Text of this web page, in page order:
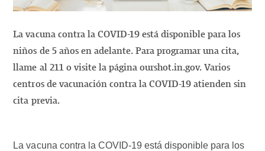
La vacuna contra la COVID-19 está disponible para los
niños de 5 años en adelante. Para programar una cita,
llame al 211 o visite la página ourshot.in.gov. Varios
centros de vacunación contra la COVID-19 atienden sin
cita previa.
La vacuna contra la COVID-19 está disponible para los